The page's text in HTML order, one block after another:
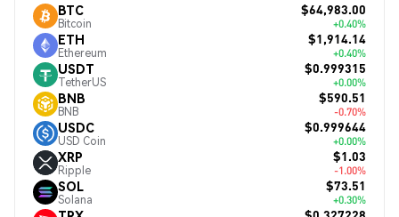
BTC
Bitcoin
$64,983.00
+0.40%
ETH
Ethereum
$1,914.14
+0.40%
USDT
TetherUS
$0.999315
+0.00%
BNB
BNB
$590.51
-0.70%
USDC
USD Coin
$0.999644
+0.00%
XRP
Ripple
$1.03
-1.00%
SOL
Solana
$73.51
+0.30%